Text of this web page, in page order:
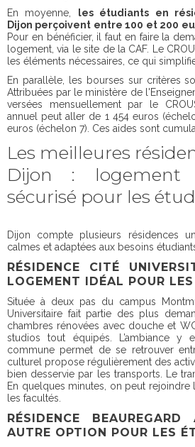
En moyenne,
les étudiants en
Dijon perçoivent entre 100 et 200
Pour en bénéficier, il faut en faire la
logement, via le site de la CAF. Le
les éléments nécessaires, ce qui
En parallèle, les bourses sur critères
Attribuées par le ministère de
versées mensuellement par le
annuel peut aller de 1 454 euros
euros (échelon 7). Ces aides sont
Les meilleures
Dijon : logement
sécurisé pour les
Dijon compte plusieurs résidences
calmes et adaptées aux besoins
RÉSIDENCE CITÉ
LOGEMENT IDÉAL POUR
Située à deux pas du campus
Universitaire fait partie des plus
chambres rénovées avec douche et
studios tout équipés. L’ambiance y
commune permet de se retrouver
culturel propose régulièrement des
bien desservie par les transports. Le
En quelques minutes, on peut rejoindre
les facultés.
RÉSIDENCE
AUTRE OPTION POUR LES